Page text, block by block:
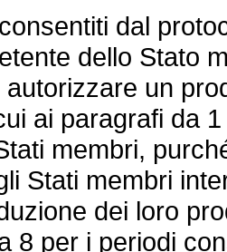
dal
dello Stato
un
ai paragrafi da
membri,
Stati membri
dei loro
8 per i periodi